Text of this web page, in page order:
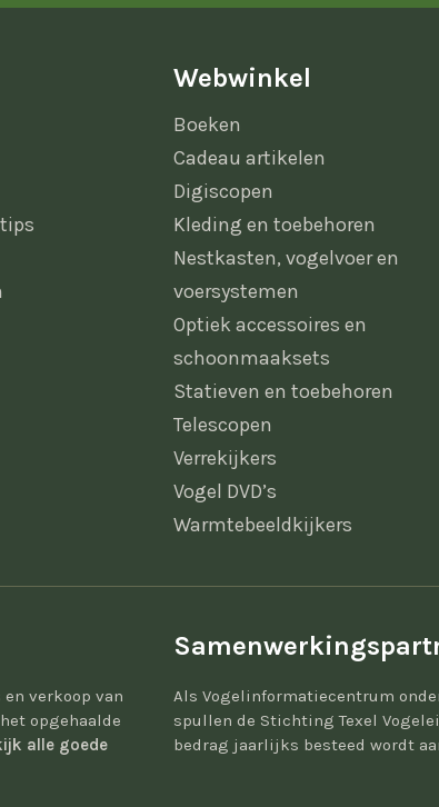
Webwinkel
Boeken
Cadeau artikelen
Digiscopen
Kleding en toebehoren
Nestkasten, vogelvoer en
voersystemen
Optiek accessoires en
schoonmaaksets
Statieven en toebehoren
Telescopen
Verrekijkers
Vogel DVD’s
Warmtebeeldkijkers
verkoop van
opgehaalde
alle goede
Als Vogelinformatiecentrum
spullen de Stichting Texel
bedrag jaarlijks besteed wordt